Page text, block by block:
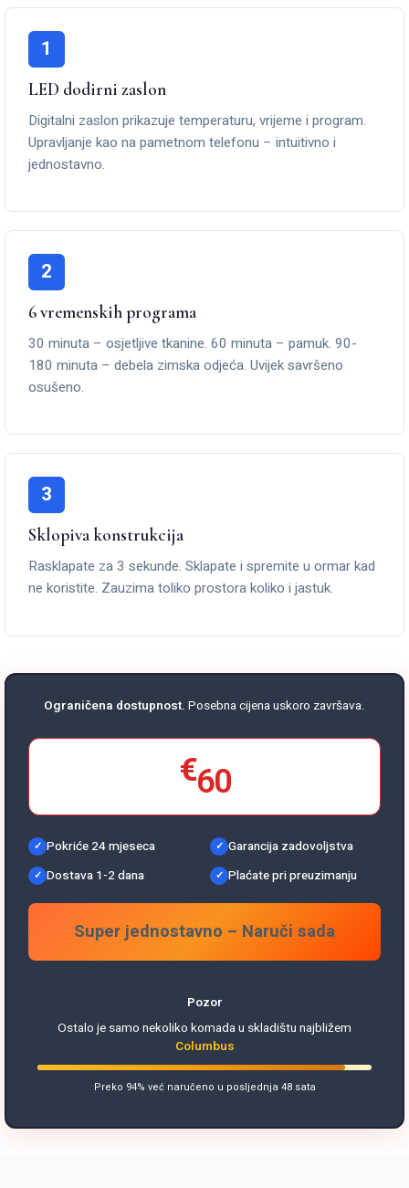
1
LED dodirni zaslon
Digitalni zaslon prikazuje temperaturu, vrijeme i program.
Upravljanje kao na pametnom telefonu – intuitivno i
jednostavno.
2
6 vremenskih programa
30 minuta – osjetljive tkanine. 60 minuta – pamuk. 90-
180 minuta – debela zimska odjeća. Uvijek savršeno
osušeno.
3
Sklopiva konstrukcija
Rasklapate za 3 sekunde. Sklapate i spremite u ormar kad
ne koristite. Zauzima toliko prostora koliko i jastuk.
Ograničena dostupnost. Posebna cijena uskoro završava.
€60
Pokriće 24 mjeseca
Garancija zadovoljstva
Dostava 1-2 dana
Plaćate pri preuzimanju
Super jednostavno – Naruči sada
Pozor
Ostalo je samo nekoliko komada u skladištu najbližem
Columbus
Preko 94% već naručeno u posljednja 48 sata